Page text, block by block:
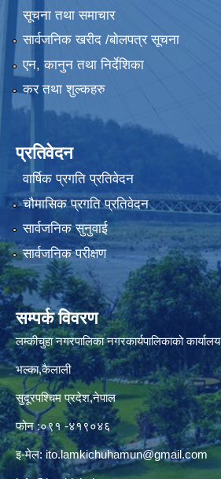
सूचना तथा समाचार
सार्वजनिक खरीद /बोलपत्र सूचना
एन, कानुन तथा निर्देशिका
कर तथा शुल्कहरु
प्रतिवेदन
वार्षिक प्रगति प्रतिवेदन
चौमासिक प्रगति प्रतिवेदन
सार्वजनिक सुनुवाई
सार्वजनिक परीक्षण
सम्पर्क विवरण
लम्कीचुहा नगरपालिका नगरकार्यपालिकाको कार्यालय
भल्का,कैलाली
सुदूरपश्चिम प्रदेश,नेपाल
फोन :०९१ -४१९०४६
इ-मेल:ito.lamkichuhamun@gmail.com